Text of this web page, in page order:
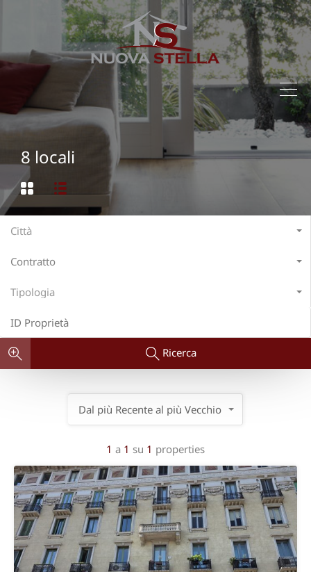
8 locali
Città
Contratto
Tipologia
Ricerca
1 a 1 su 1 properties
Dal più Recente al più Vecchio